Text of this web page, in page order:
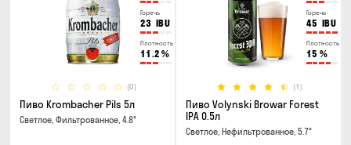
Горечь
23 IBU
Плотность
11.2 %
(0)
Пиво Krombacher Pils 5л
Светлое, Фильтрованное, 4.8°
Горечь
45 IBU
Плотность
15 %
(1)
Пиво Volynski Browar Forest
IPA 0.5л
Светлое, Нефильтрованное, 5.7°